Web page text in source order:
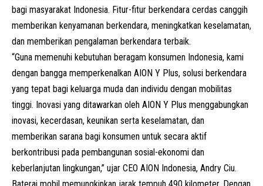
bagi masyarakat Indonesia. Fitur-fitur berkendara cerdas canggih
memberikan kenyamanan berkendara, meningkatkan keselamatan,
dan memberikan pengalaman berkendara terbaik.
“Guna memenuhi kebutuhan beragam konsumen Indonesia, kami
dengan bangga memperkenalkan AION Y Plus, solusi berkendara
yang tepat bagi keluarga muda dan individu dengan mobilitas
tinggi. Inovasi yang ditawarkan oleh AION Y Plus menggabungkan
inovasi, kecerdasan, keunikan serta keselamatan, dan
memberikan sarana bagi konsumen untuk secara aktif
berkontribusi pada pembangunan sosial-ekonomi dan
keberlanjutan lingkungan,” ujar CEO AION Indonesia, Andry Ciu.